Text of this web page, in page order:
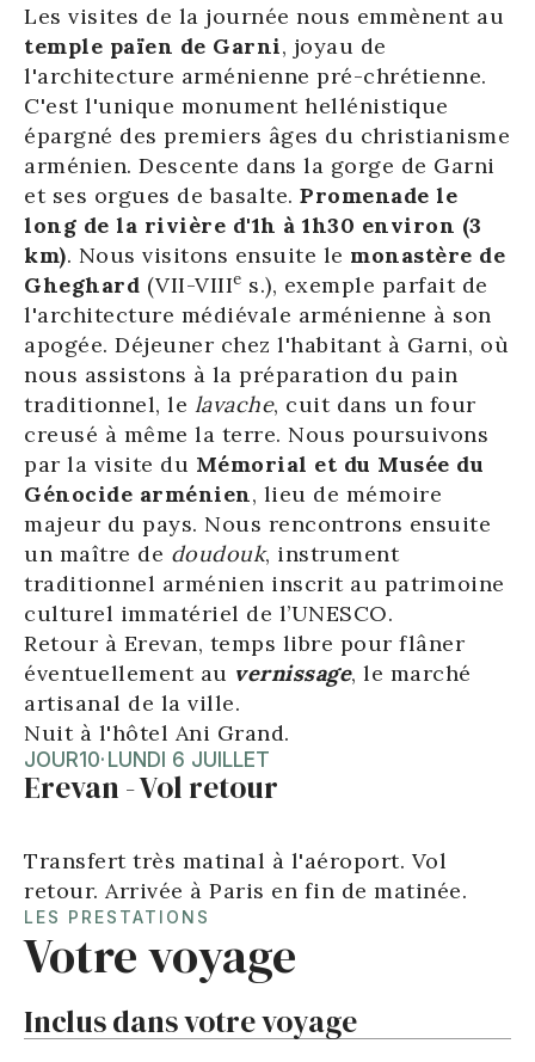
Les visites de la journée nous emmènent au
temple païen de Garni, joyau de
l'architecture arménienne pré-chrétienne.
C'est l'unique monument hellénistique
épargné des premiers âges du christianisme
arménien. Descente dans la gorge de Garni
et ses orgues de basalte. Promenade le
long de la rivière d'1h à 1h30 environ (3
km). Nous visitons ensuite le monastère de
Gheghard (VII-VIIIe s.), exemple parfait de
l'architecture médiévale arménienne à son
apogée. Déjeuner chez l'habitant à Garni, où
nous assistons à la préparation du pain
traditionnel, le lavache, cuit dans un four
creusé à même la terre. Nous poursuivons
par la visite du Mémorial et du Musée du
Génocide arménien, lieu de mémoire
majeur du pays. Nous rencontrons ensuite
un maître de doudouk, instrument
traditionnel arménien inscrit au patrimoine
culturel immatériel de l’UNESCO.
Retour à Erevan, temps libre pour flâner
éventuellement au vernissage, le marché
artisanal de la ville.
Nuit à l'hôtel Ani Grand.
JOUR10· LUNDI 6 JUILLET
Erevan - Vol retour
Transfert très matinal à l'aéroport. Vol
retour. Arrivée à Paris en fin de matinée.
LES PRESTATIONS
Votre voyage
Inclus dans votre voyage